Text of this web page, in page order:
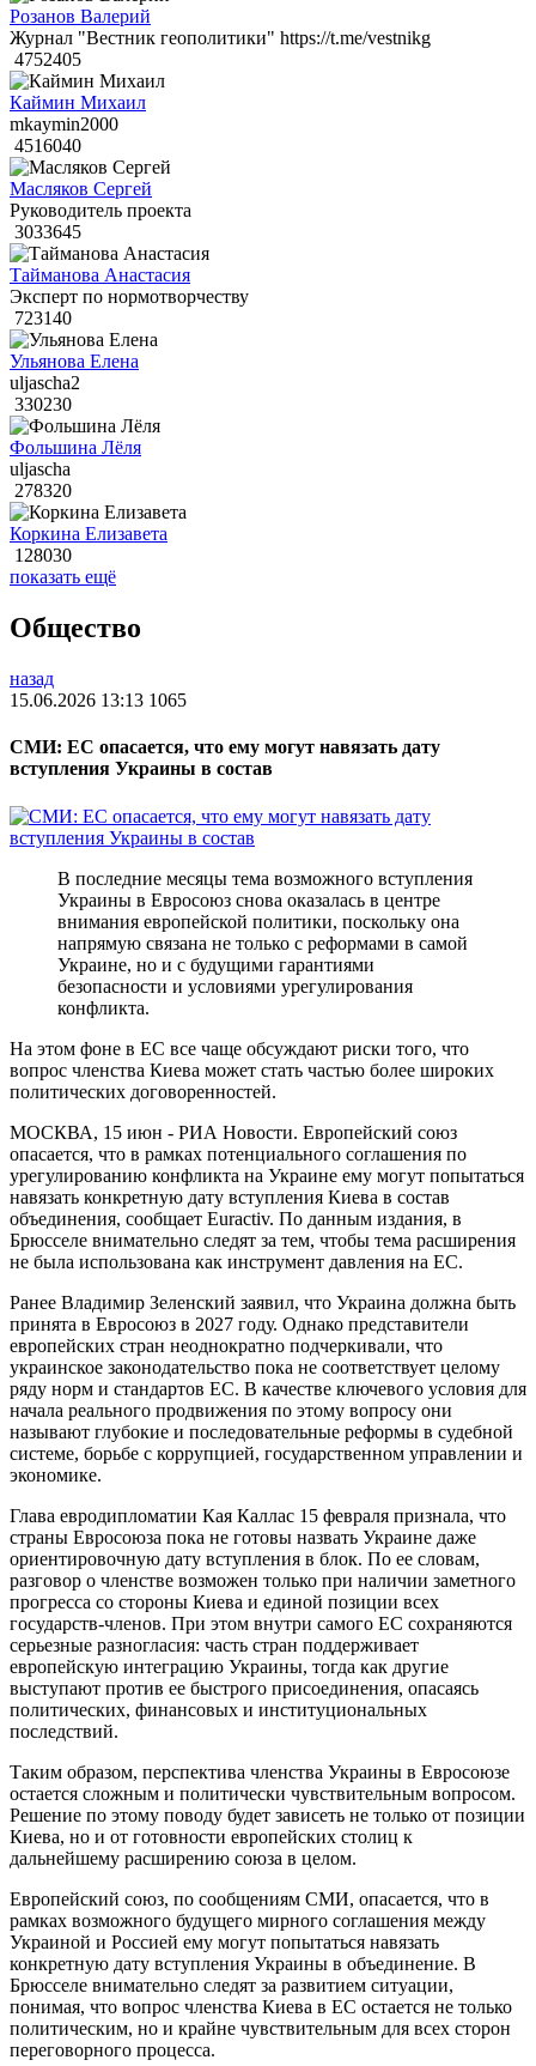
Розанов Валерий
Журнал "Вестник геополитики" https://t.me/vestnikg
4752405
Каймин Михаил
mkaymin2000
4516040
Масляков Сергей
Руководитель проекта
3033645
Тайманова Анастасия
Эксперт по нормотворчеству
723140
Ульянова Елена
uljascha2
330230
Фольшина Лёля
uljascha
278320
Коркина Елизавета
128030
показать ещё
Общество
назад
15.06.2026 13:13 1065
СМИ: ЕС опасается, что ему могут навязать дату
вступления Украины в состав
В последние месяцы тема возможного вступления
Украины в Евросоюз снова оказалась в центре
внимания европейской политики, поскольку она
напрямую связана не только с реформами в самой
Украине, но и с будущими гарантиями
безопасности и условиями урегулирования
конфликта.
На этом фоне в ЕС все чаще обсуждают риски того, что
вопрос членства Киева может стать частью более широких
политических договоренностей.
МОСКВА, 15 июн - РИА Новости. Европейский союз
опасается, что в рамках потенциального соглашения по
урегулированию конфликта на Украине ему могут попытаться
навязать конкретную дату вступления Киева в состав
объединения, сообщает Euractiv. По данным издания, в
Брюсселе внимательно следят за тем, чтобы тема расширения
не была использована как инструмент давления на ЕС.
Ранее Владимир Зеленский заявил, что Украина должна быть
принята в Евросоюз в 2027 году. Однако представители
европейских стран неоднократно подчеркивали, что
украинское законодательство пока не соответствует целому
ряду норм и стандартов ЕС. В качестве ключевого условия для
начала реального продвижения по этому вопросу они
называют глубокие и последовательные реформы в судебной
системе, борьбе с коррупцией, государственном управлении и
экономике.
Глава евродипломатии Кая Каллас 15 февраля признала, что
страны Евросоюза пока не готовы назвать Украине даже
ориентировочную дату вступления в блок. По ее словам,
разговор о членстве возможен только при наличии заметного
прогресса со стороны Киева и единой позиции всех
государств-членов. При этом внутри самого ЕС сохраняются
серьезные разногласия: часть стран поддерживает
европейскую интеграцию Украины, тогда как другие
выступают против ее быстрого присоединения, опасаясь
политических, финансовых и институциональных
последствий.
Таким образом, перспектива членства Украины в Евросоюзе
остается сложным и политически чувствительным вопросом.
Решение по этому поводу будет зависеть не только от позиции
Киева, но и от готовности европейских столиц к
дальнейшему расширению союза в целом.
Европейский союз, по сообщениям СМИ, опасается, что в
рамках возможного будущего мирного соглашения между
Украиной и Россией ему могут попытаться навязать
конкретную дату вступления Украины в объединение. В
Брюсселе внимательно следят за развитием ситуации,
понимая, что вопрос членства Киева в ЕС остается не только
политическим, но и крайне чувствительным для всех сторон
переговорного процесса.